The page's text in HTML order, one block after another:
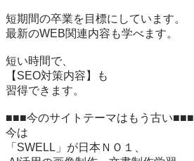
短期間の卒業を目標にしています。
最新のWEB関連内容も学べます。
短い時間で、
【SEO対策内容】も
習得できます。
■■■今のサイトテーマはもう古い■■■
今は
「SWELL」が日本ＮＯ１、